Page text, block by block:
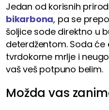
Jedan od korisnih
bikarbona, pa se
šoljice sode direktno u
deterdžentom. Soda će
tvrdokorne mrlje i
vaš veš potpuno belim.
Možda vas